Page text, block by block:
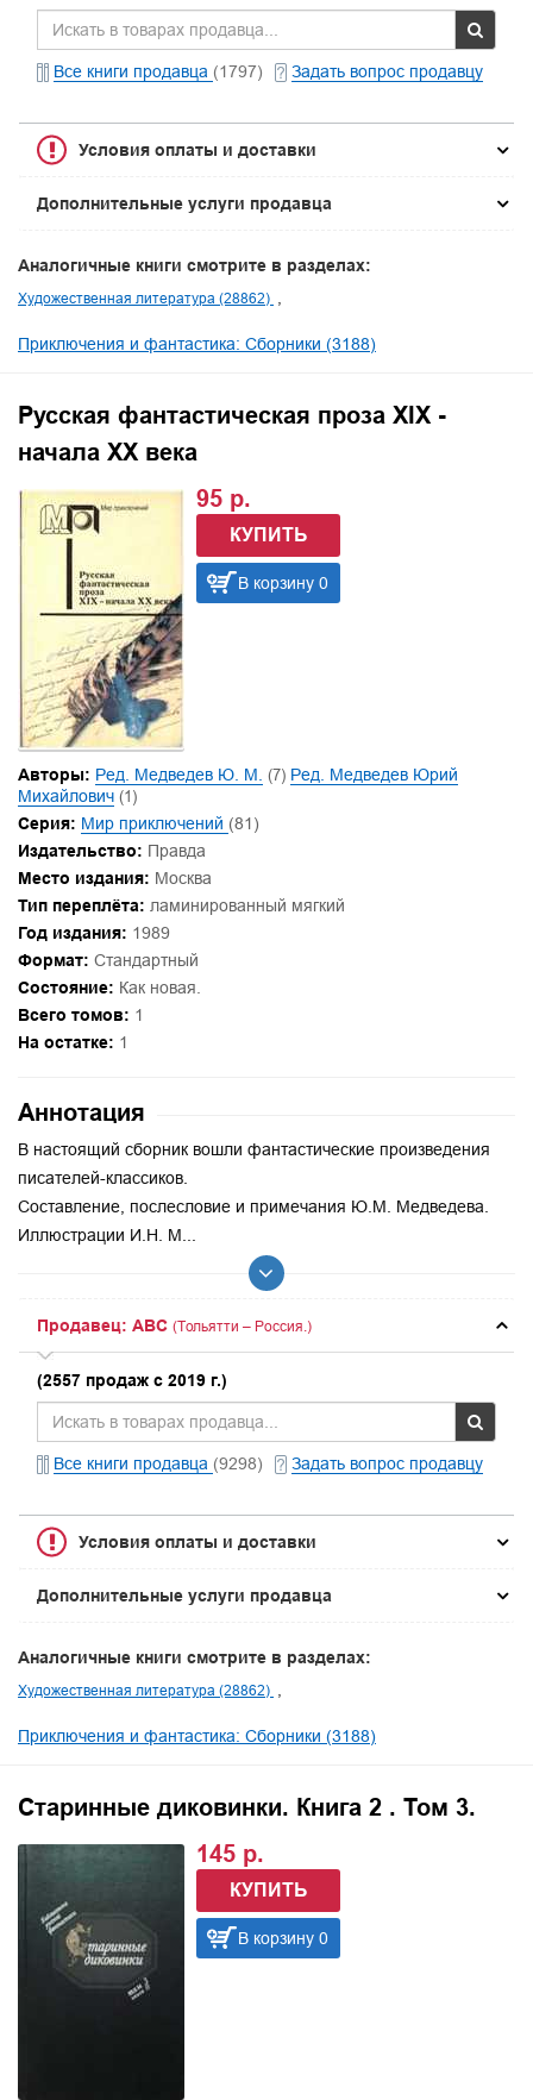
Все книги продавца (1797) Задать вопрос продавцу
Условия оплаты и доставки
Дополнительные услуги продавца
Аналогичные книги смотрите в разделах:
Художественная литература (28862)
Приключения и фантастика: Сборники (3188)
Русская фантастическая проза XIX -
начала XX века
95 р.
КУПИТЬ
В корзину 0
Авторы: Ред. Медведев Ю. М. (7) Ред. Медведев Юрий
Михайлович (1)
Серия: Мир приключений (81)
Издательство: Правда
Место издания: Москва
Тип переплёта: ламинированный мягкий
Год издания: 1989
Формат: Стандартный
Состояние: Как новая.
Всего томов: 1
На остатке: 1
Аннотация
В настоящий сборник вошли фантастические произведения
писателей-классиков.
Составление, послесловие и примечания Ю.М. Медведева.
Иллюстрации И.Н. М...
Продавец: ABC (Тольятти – Россия.)
(2557 продаж с 2019 г.)
Все книги продавца (9298) Задать вопрос продавцу
Условия оплаты и доставки
Дополнительные услуги продавца
Аналогичные книги смотрите в разделах:
Художественная литература (28862)
Приключения и фантастика: Сборники (3188)
Старинные диковинки. Книга 2 . Том 3.
145 р.
КУПИТЬ
В корзину 0